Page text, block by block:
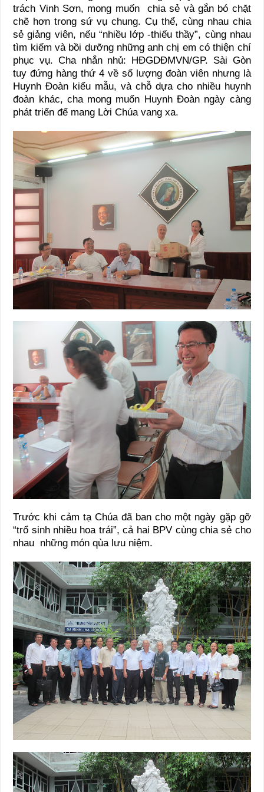
trách Vinh Sơn, mong muốn chia sẻ và gắn bó chặt
chẽ hơn trong sứ vụ chung. Cụ thể, cùng nhau chia
sẻ giảng viên, nếu “nhiều lớp -thiếu thầy”, cùng nhau
tìm kiếm và bồi dưỡng những anh chị em có thiện chí
phục vụ. Cha nhắn nhủ: HĐGDĐMVN/GP. Sài Gòn
tuy đứng hàng thứ 4 về số lượng đoàn viên nhưng là
Huynh Đoàn kiểu mẫu, và chỗ dựa cho nhiều huynh
đoàn khác, cha mong muốn Huynh Đoàn ngày càng
phát triển để mang Lời Chúa vang xa.
Trước khi cảm tạ Chúa đã ban cho một ngày gặp gỡ
“trổ sinh nhiều hoa trái”, cả hai BPV cùng chia sẻ cho
nhau những món qùa lưu niệm.